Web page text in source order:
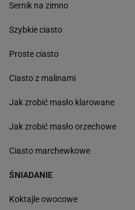
Sernik na zimno
Szybkie ciasto
Proste ciasto
Ciasto z malinami
Jak zrobić masło klarowane
Jak zrobić masło orzechowe
Ciasto marchewkowe
ŚNIADANIE
Koktajle owocowe